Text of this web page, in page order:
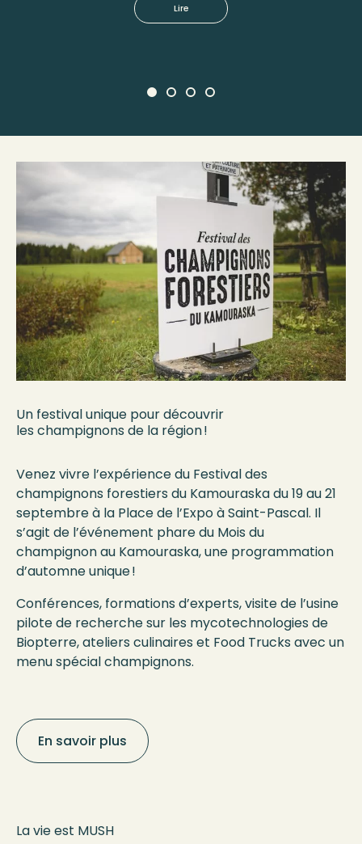
Lire
Un festival unique pour découvrir
les champignons de la région !
Venez vivre l’expérience du Festival des
champignons forestiers du Kamouraska du 19 au 21
septembre à la Place de l’Expo à Saint-Pascal. Il
s’agit de l’événement phare du Mois du
champignon au Kamouraska, une programmation
d’automne unique !
Conférences, formations d’experts, visite de l’usine
pilote de recherche sur les mycotechnologies de
Biopterre, ateliers culinaires et Food Trucks avec un
menu spécial champignons.
En savoir plus
La vie est MUSH